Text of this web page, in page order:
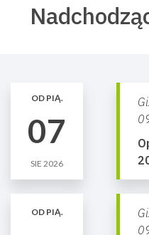
OD PIĄ.
07
SIE 2026
OD PIĄ.